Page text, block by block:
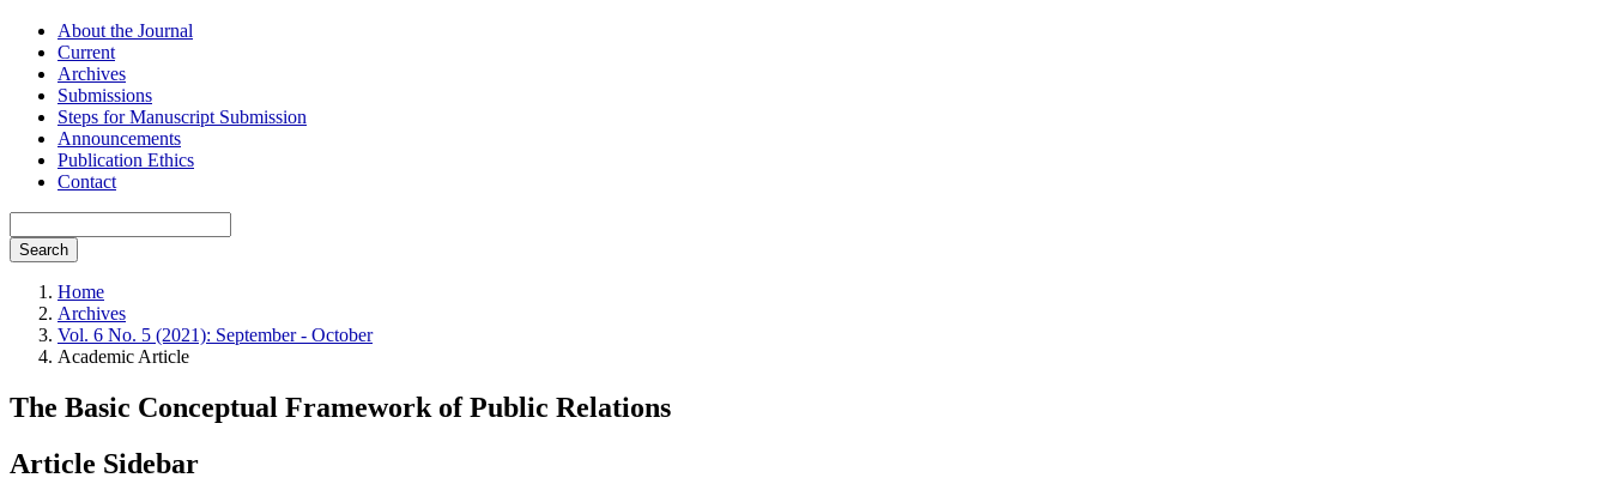
About the Journal
Current
Archives
Submissions
Steps for Manuscript Submission
Announcements
Publication Ethics
Contact
Search
Home
Archives
Vol. 6 No. 5 (2021): September - October
Academic Article
The Basic Conceptual Framework of Public Relations
Article Sidebar